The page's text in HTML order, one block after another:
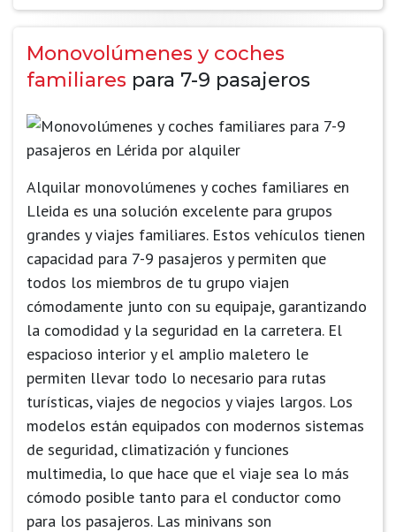
Monovolúmenes y coches
familiares para 7-9 pasajeros
Alquilar monovolúmenes y coches familiares en
Lleida es una solución excelente para grupos
grandes y viajes familiares. Estos vehículos tienen
capacidad para 7-9 pasajeros y permiten que
todos los miembros de tu grupo viajen
cómodamente junto con su equipaje, garantizando
la comodidad y la seguridad en la carretera. El
espacioso interior y el amplio maletero le
permiten llevar todo lo necesario para rutas
turísticas, viajes de negocios y viajes largos. Los
modelos están equipados con modernos sistemas
de seguridad, climatización y funciones
multimedia, lo que hace que el viaje sea lo más
cómodo posible tanto para el conductor como
para los pasajeros. Las minivans son